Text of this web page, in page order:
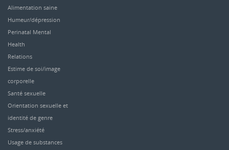
Alimentation saine
Humeur/dépression
Perinatal Mental
Health
Relations
Estime de soi/image
corporelle
Santé sexuelle
Orientation sexuelle et
identité de genre
Stress/anxiété
Usage de substances